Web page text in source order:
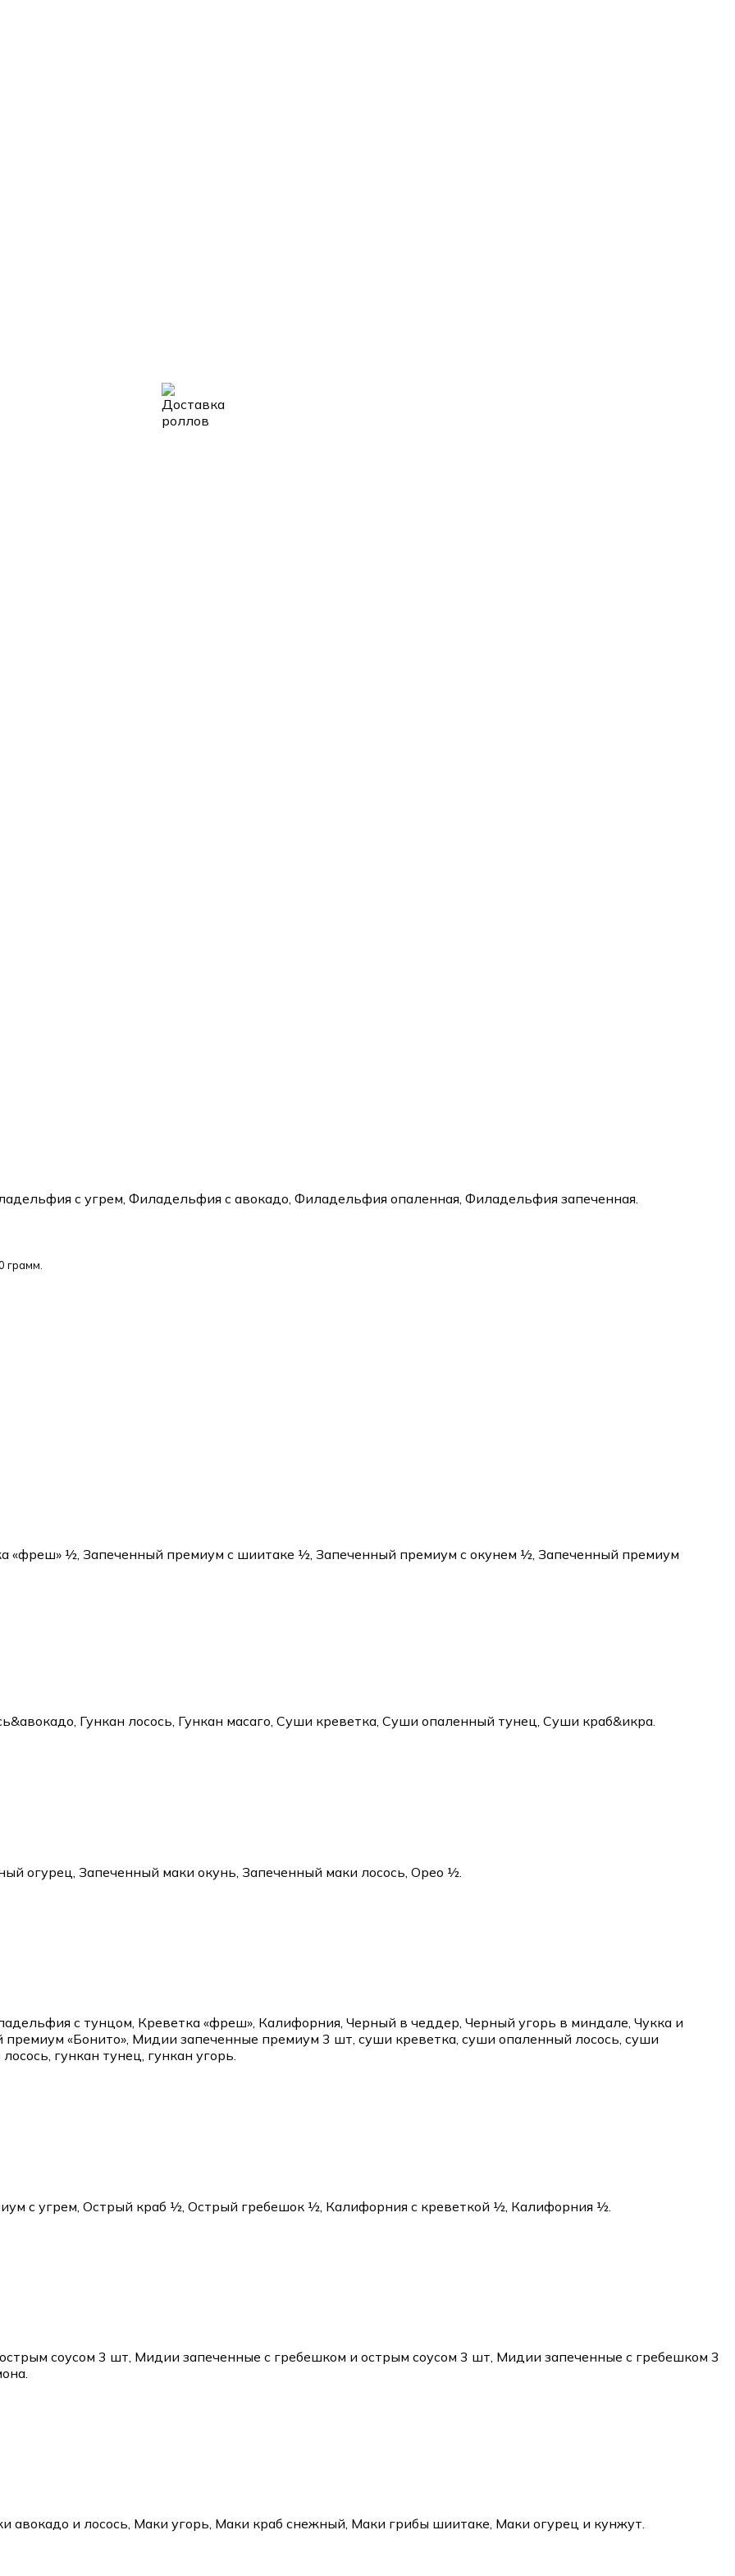
с угрем, Филадельфия с авокадо, Филадельфия опаленная, Филадельфия запеченная.
грамм.
«фреш» ½, Запеченный премиум с шиитаке ½, Запеченный премиум с окунем ½, Запеченный премиум
Гункан лосось, Гункан масаго, Суши креветка, Суши опаленный тунец, Суши краб&икра.
огурец, Запеченный маки окунь, Запеченный маки лосось, Орео ½.
с тунцом, Креветка «фреш», Калифорния, Черный в чеддер, Черный угорь в миндале, Чукка и
«Бонито», Мидии запеченные премиум 3 шт, суши креветка, суши опаленный лосось, суши
гункан тунец, гункан угорь.
с угрем, Острый краб ½, Острый гребешок ½, Калифорния с креветкой ½, Калифорния ½.
соусом 3 шт, Мидии запеченные с гребешком и острым соусом 3 шт, Мидии запеченные с гребешком 3
авокадо и лосось, Маки угорь, Маки краб снежный, Маки грибы шиитаке, Маки огурец и кунжут.